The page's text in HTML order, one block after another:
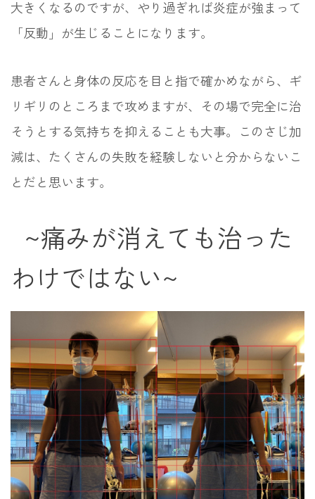
大きくなるのですが、やり過ぎれば炎症が強まって
「反動」が生じることになります。
患者さんと身体の反応を目と指で確かめながら、ギ
リギリのところまで攻めますが、その場で完全に治
そうとする気持ちを抑えることも大事。このさじ加
減は、たくさんの失敗を経験しないと分からないこ
とだと思います。
~痛みが消えても治った
わけではない~